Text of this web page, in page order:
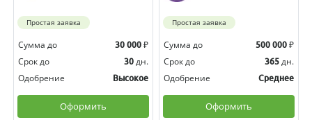
Простая заявка
Сумма до 30 000 ₽
Срок до
30 дн.
Одобрение
Высокое
Оформить
Простая заявка
Сумма до 500 000 ₽
Срок до
365 дн.
Одобрение
Среднее
Оформить